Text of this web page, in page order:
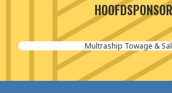
Multraship Towage &